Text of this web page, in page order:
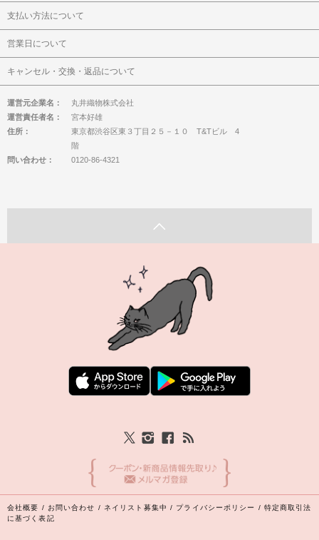
支払い方法について
営業日について
キャンセル・交換・返品について
運営元企業名：
丸井織物株式会社
運営責任者名：
宮本好雄
住所：
東京都渋谷区東３丁目２５－１０ T&Tビル 4
階
問い合わせ：
0120-86-4321
会社概要 / お問い合わせ / ネイリスト募集中 / プライバシーポリシー / 特定商取引法
に基づく表記